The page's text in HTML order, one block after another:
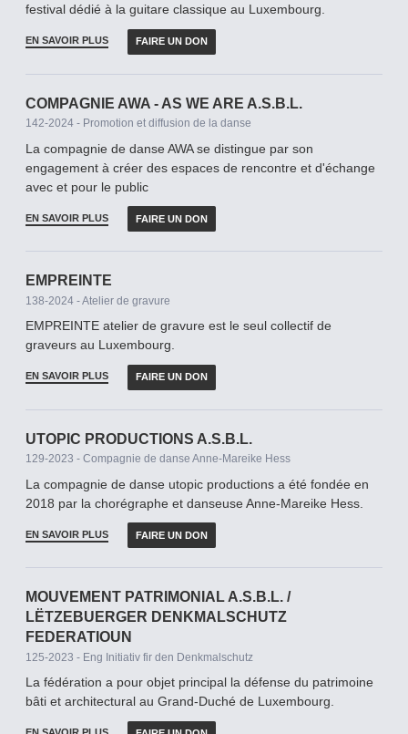
festival dédié à la guitare classique au Luxembourg.
EN SAVOIR PLUS FAIRE UN DON
COMPAGNIE AWA - AS WE ARE A.S.B.L.
142-2024 - Promotion et diffusion de la danse
La compagnie de danse AWA se distingue par son
engagement à créer des espaces de rencontre et d'échange
avec et pour le public
EN SAVOIR PLUS FAIRE UN DON
EMPREINTE
138-2024 - Atelier de gravure
EMPREINTE atelier de gravure est le seul collectif de
graveurs au Luxembourg.
EN SAVOIR PLUS FAIRE UN DON
UTOPIC PRODUCTIONS A.S.B.L.
129-2023 - Compagnie de danse Anne-Mareike Hess
La compagnie de danse utopic productions a été fondée en
2018 par la chorégraphe et danseuse Anne-Mareike Hess.
EN SAVOIR PLUS FAIRE UN DON
MOUVEMENT PATRIMONIAL A.S.B.L. /
LËTZEBUERGER DENKMALSCHUTZ
FEDERATIOUN
125-2023 - Eng Initiativ fir den Denkmalschutz
La fédération a pour objet principal la défense du patrimoine
bâti et architectural au Grand-­Duché de Luxembourg.